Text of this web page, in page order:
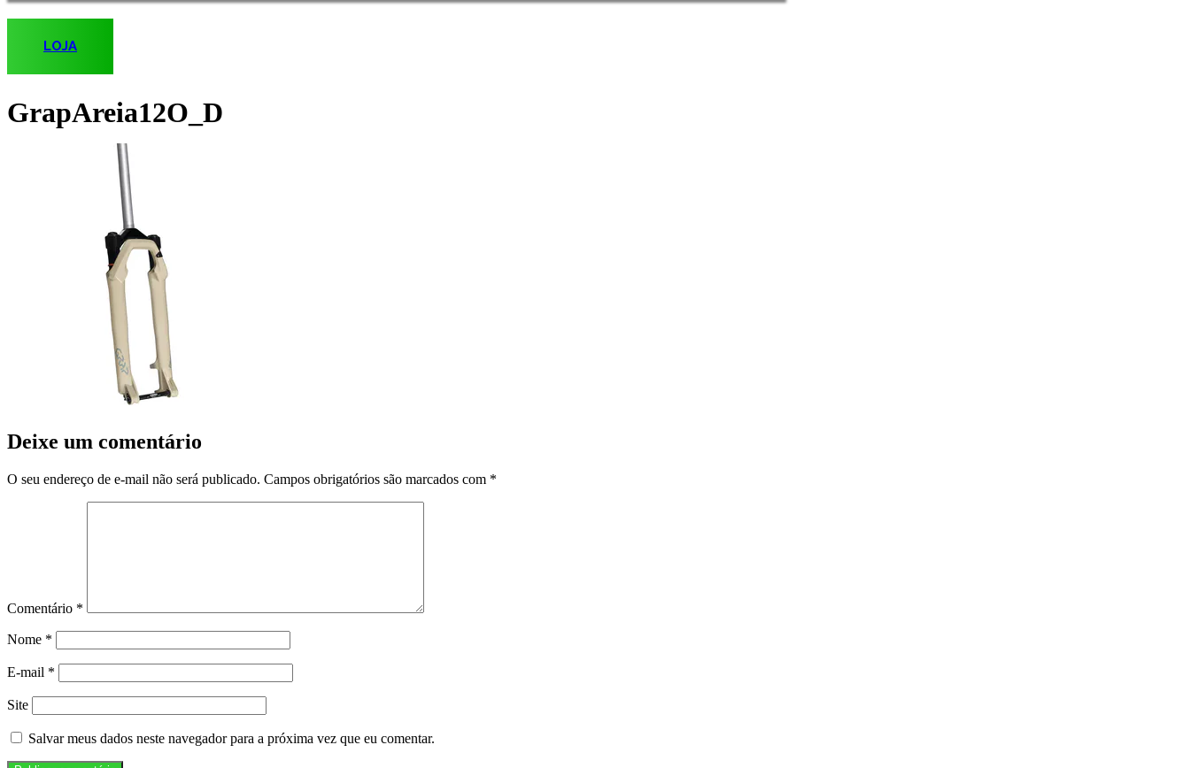
LOJA
GrapAreia12O_D
Deixe um comentário
O seu endereço de e-mail não será publicado. Campos obrigatórios são marcados com *
Comentário *
Nome *
E-mail *
Site
Salvar meus dados neste navegador para a próxima vez que eu comentar.